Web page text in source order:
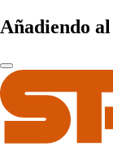
Añadiendo